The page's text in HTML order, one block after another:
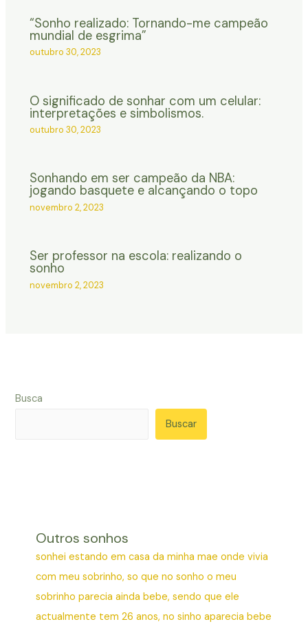
“Sonho realizado: Tornando-me campeão
mundial de esgrima”
outubro 30, 2023
O significado de sonhar com um celular:
interpretações e simbolismos.
outubro 30, 2023
Sonhando em ser campeão da NBA:
jogando basquete e alcançando o topo
novembro 2, 2023
Ser professor na escola: realizando o
sonho
novembro 2, 2023
Busca
Buscar
Outros sonhos
sonhei estando em casa da minha mae onde vivia
com meu sobrinho, so que no sonho o meu
sobrinho parecia ainda bebe, sendo que ele
actualmente tem 26 anos, no sinho aparecia bebe